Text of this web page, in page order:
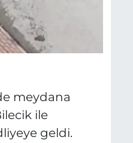
meydana
ile
geldi.